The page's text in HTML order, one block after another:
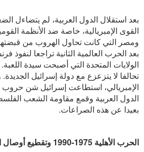
بعد استقلال الدول العربية، لم يتضاءل
القوى الإمبريالية، خاصة ضد الأنظمة
ومصر التي كانت تحاول الهروب من
بعد الحرب العالمية الثانية تراجعا لنفوذ
الولايات المتحدة التي أصبحت سيدة
تحالفا لا يتزعزع مع دولة إسرائيل
الإمبريالي، استطاعت إسرائيل شن حروب
الدول العربية وقمع مقاومة الشعب
بعيدا عن هذه الصراعات.
الحرب الأهلية 1975-1990 وتقطيع أوصال البلد